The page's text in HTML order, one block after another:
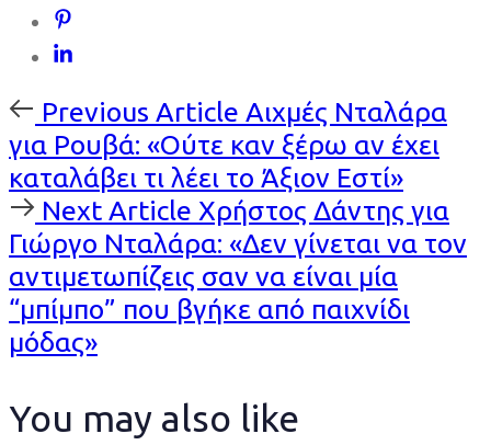
Previous
Article
Previous Article Αιχμές Νταλάρα
για Ρουβά: «Ούτε καν ξέρω αν έχει
καταλάβει τι λέει το Άξιον Εστί»
Next
Article
Next Article Χρήστος Δάντης για
Γιώργο Νταλάρα: «Δεν γίνεται να τον
αντιμετωπίζεις σαν να είναι μία
“μπίμπο” που βγήκε από παιχνίδι
μόδας»
You may also like